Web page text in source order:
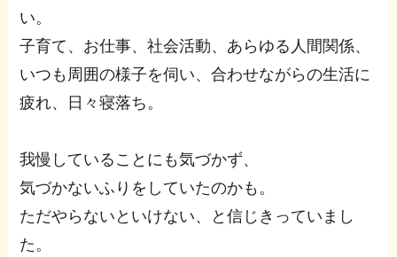
い。
子育て、お仕事、社会活動、あらゆる人間関係、
いつも周囲の様子を伺い、合わせながらの生活に
疲れ、日々寝落ち。
我慢していることにも気づかず、
気づかないふりをしていたのかも。
ただやらないといけない、と信じきっていまし
た。